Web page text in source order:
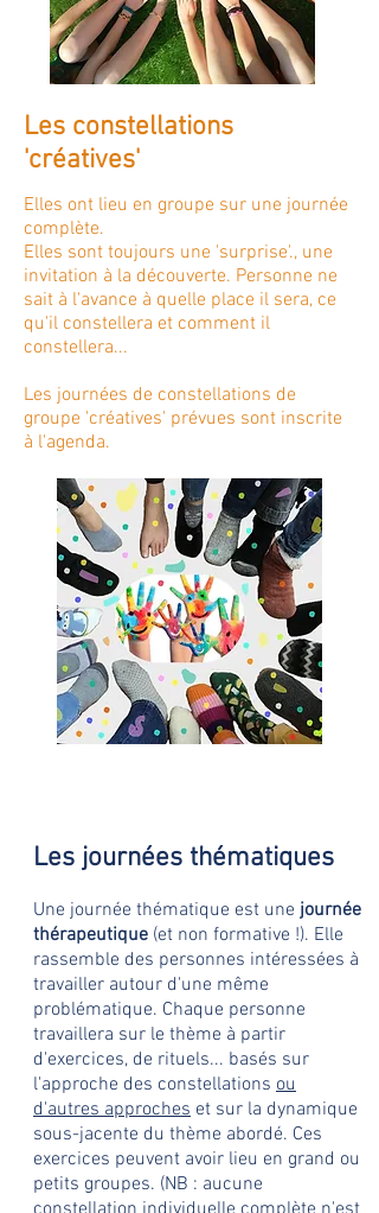
Les constellations
'créatives'
Elles ont lieu en groupe sur une journée
complète.
Elles sont toujours une 'surprise'., une
invitation à la découverte. Personne ne
sait à l'avance à quelle place il sera, ce
qu'il constellera et comment il
constellera...
Les journées de constellations de
groupe 'créatives' prévues sont inscrite
à l'agenda.
Les journées thématiques
Une journée thématique est une journée
thérapeutique (et non formative !). Elle
rassemble des personnes intéressées à
travailler autour d'une même
problématique. Chaque personne
travaillera sur le thème à partir
d'exercices, de rituels... basés sur
l'approche des constellations ou
d'autres approches et sur la dynamique
sous-jacente du thème abordé. Ces
exercices peuvent avoir lieu en grand ou
petits groupes. (NB : aucune